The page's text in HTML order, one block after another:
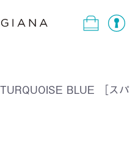
BLUE ［スパ